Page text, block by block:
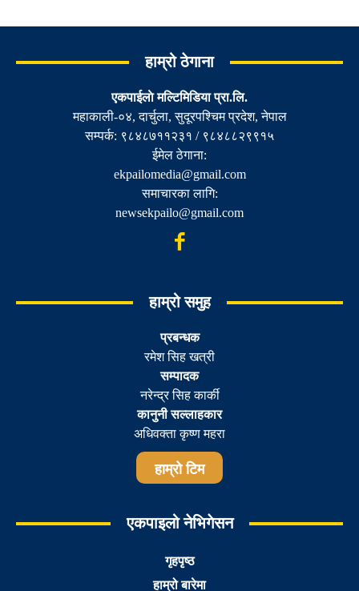
हाम्रो ठेगाना
एकपाईलाे मल्टिमिडिया प्रा.लि.
महाकाली-०४, दार्चुला, सुदूरपश्चिम प्रदेश, नेपाल
सम्पर्क: ९८४८७११२३१ / ९८४८८२९९१५
ईमेल ठेगाना:
ekpailomedia@gmail.com
समाचारका लागि:
newsekpailo@gmail.com
हाम्रो समुह
प्रबन्धक
रमेश सिह खत्री
सम्पादक
नरेन्द्र सिह कार्की
कानुनी सल्लाहकार
अधिवक्ता कृष्ण महरा
हाम्रो टिम
एकपाइलो नेभिगेसन
गृहपृष्ठ
हाम्रो बारेमा